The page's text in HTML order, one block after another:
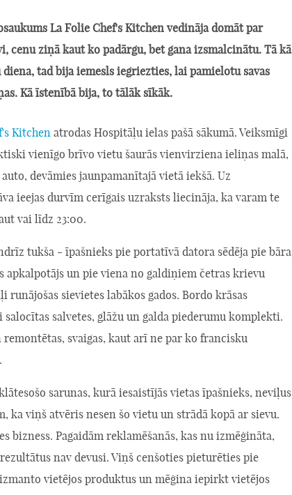
La Folie Chef's Kitchen vedināja domāt par
cenu ziņā kaut ko padārgu, bet gana izsmalcinātu. Tā kā
tad bija iemesls iegriezties, lai pamielotu savas
Kā īstenībā bija, to tālāk sīkāk.
Kitchen atrodas Hospitāļu ielas pašā sākumā. Veiksmīgi
vienīgo brīvo vietu šaurās vienvirziena ieliņas malā,
devāmies jaunpamanītajā vietā iekšā. Uz
ieejas durvīm cerīgais uzraksts liecināja, ka varam te
vai līdz 23:00.
tukša - īpašnieks pie portatīvā datora sēdēja pie bāra
apkalpotājs un pie viena no galdiņiem četras krievu
runājošas sievietes labākos gados. Bordo krāsas
salvetes, glāžu un galda piederumu komplekti.
remontētas, svaigas, kaut arī ne par ko francisku
sarunas, kurā iesaistījās vietas īpašnieks, neviļus
ka viņš atvēris nesen šo vietu un strādā kopā ar sievu.
bizness. Pagaidām reklamēšanās, kas nu izmēģināta,
nav devusi. Viņš cenšoties pieturēties pie
vietējos produktus un mēģina iepirkt vietējos